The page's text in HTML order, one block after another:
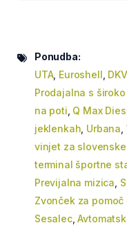
Ponudba:
UTA, Euroshell DKV
Prodajalna s
na poti Q Max
jeklenkah Urbana
vinjet za slovenske
terminal športne
Previjalna mizica
Zvonček za pomoč
Sesalec,